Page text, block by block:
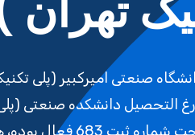
صنعتی امیرکبیر (پلی
التحصیل دانشکده صنعتی
تهران) از اسفند ماه سال 1343 تحت